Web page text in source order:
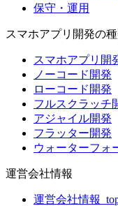
保守・運用
スマホアプリ開発の
スマホアプリ開
ノーコード開発
ローコード開発
フルスクラッチ
アジャイル開発
フラッター開発
ウォーターフォ
運営会社情報
運営会社情報